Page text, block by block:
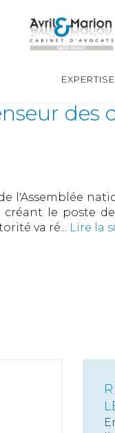
des
l'Assemblée
le poste
va ré... Lire la